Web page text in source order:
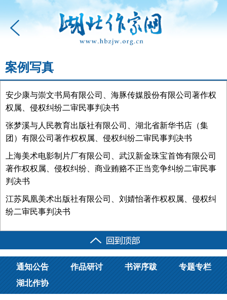
案例写真
安少康与崇文书局有限公司、海豚传媒股份有限公司著作权
权属、侵权纠纷二审民事判决书
张梦溪与人民教育出版社有限公司、湖北省新华书店（集
团）有限公司著作权权属、侵权纠纷二审民事判决书
上海美术电影制片厂有限公司、武汉新金珠宝首饰有限公司
著作权权属、侵权纠纷、商业贿赂不正当竞争纠纷二审民事
判决书
江苏凤凰美术出版社有限公司、刘婧怡著作权权属、侵权纠
纷二审民事判决书
通知公告 作品研讨 书评序跋
专题专栏
湖北作协